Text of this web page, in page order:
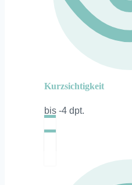
Kurzsichtigkeit
bis -4 dpt.